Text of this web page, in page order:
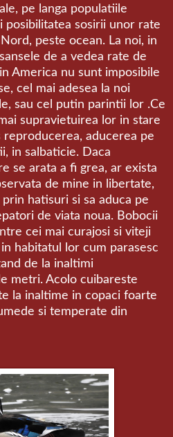
pe langa populatiile
posibilitatea sosirii unor rate
peste ocean. La noi, in
de a vedea rate de
America nu sunt imposibile
cel mai adesea la noi
sau cel putin parintii lor .Ce
supravietuirea lor in stare
aducerea pe
in salbaticie. Daca
se arata a fi grea, ar exista
de mine in libertate,
hatisuri si sa aduca pe
de viata noua. Bobocii
cei mai curajosi si viteji
habitatul lor cum parasesc
de la inaltimi
metri. Acolo cuibareste
la inaltime in copaci foarte
si temperate din